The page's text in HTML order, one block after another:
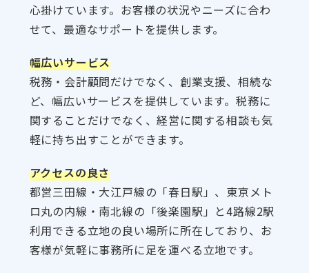
心掛けています。お客様の状況やニーズに合わ
せて、最適なサポートを提供します。
幅広いサービス
税務・会計顧問だけでなく、創業支援、相続な
ど、幅広いサービスを提供しています。税務に
関することだけでなく、経営に関する相談も気
軽に持ち出すことができます。
アクセスの良さ
都営三田線・大江戸線の「春日駅」、東京メト
ロ丸の内線・南北線の「後楽園駅」と4路線2駅
利用できる立地の良い場所に所在しており、お
客様が気軽に事務所に足を運べる立地です。